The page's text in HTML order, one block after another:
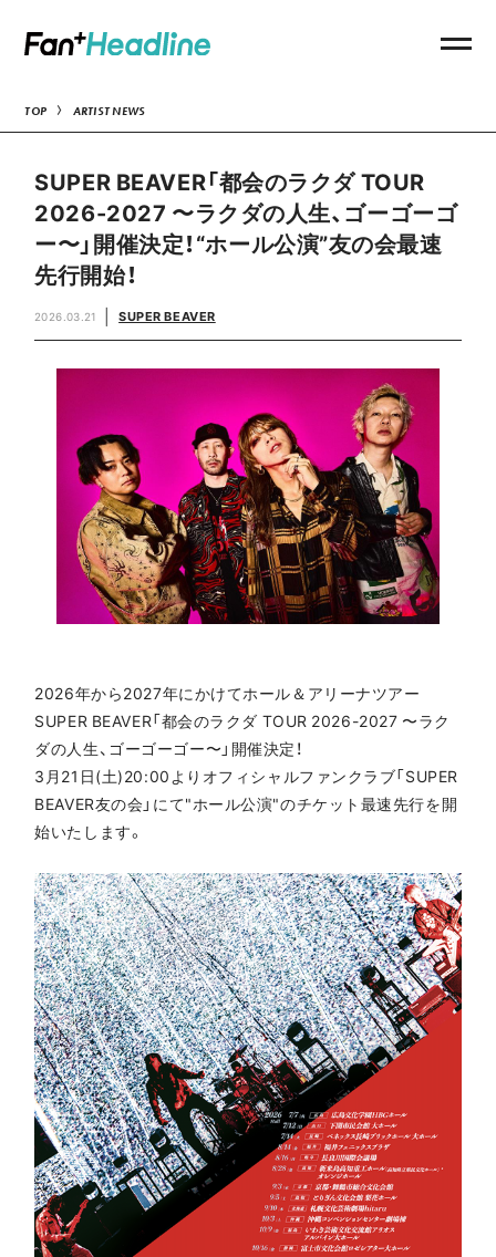
TOP ARTIST NEWS
SUPER BEAVER「都会のラクダ TOUR
2026-2027 〜ラクダの人生、ゴーゴーゴ
ー〜」開催決定！“ホール公演”友の会最速
先行開始！
2026.03.21 SUPER BEAVER
2026年から2027年にかけてホール＆アリーナツアー
SUPER BEAVER「都会のラクダ TOUR 2026-2027 〜ラク
ダの人生、ゴーゴーゴー〜」開催決定！
3月21日(土)20:00よりオフィシャルファンクラブ「SUPER
BEAVER友の会」にて"ホール公演"のチケット最速先行を開
始いたします。